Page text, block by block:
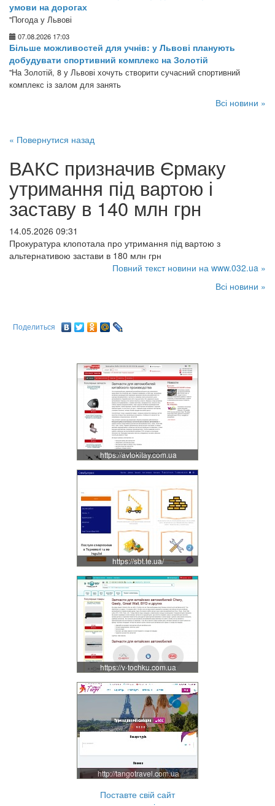
умови на дорогах
"Погода у Львові
07.08.2026 17:03
Більше можливостей для учнів: у Львові планують
добудувати спортивний комплекс на Золотій
"На Золотій, 8 у Львові хочуть створити сучасний спортивний
комплекс із залом для занять
Всі новини »
« Повернутися назад
ВАКС призначив Єрмаку
утримання під вартою і
заставу в 140 млн грн
14.05.2026 09:31
Прокуратура клопотала про утримання під вартою з
альтернативою застави в 180 млн грн
Повний текст новини на www.032.ua »
Всі новини »
Поделиться
https://avtokitay.com.ua
https://sbt.te.ua/
https://v-tochku.com.ua
http://tangotravel.com.ua
Поставте свій сайт